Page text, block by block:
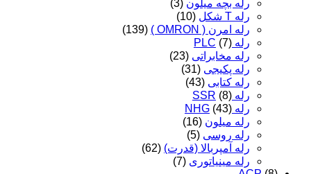
رله بچه میلون (3)
رله T شکل
(10)
رله امرن ( OMRON )
(139)
رله PLC (7)
رله مخابراتی (23)
رله پکیجی (31)
رله کتابی (43)
رله SSR (8)
رله NHG (43)
رله میلون (16)
رله روسی (5)
رله آمپربالا (قدرت) (62)
رله مینیاتوری (7)